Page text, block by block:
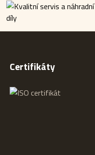
Certifikáty